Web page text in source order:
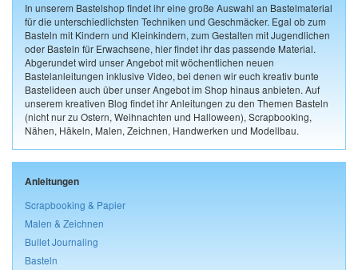
In unserem Bastelshop findet ihr eine große Auswahl an Bastelmaterial
für die unterschiedlichsten Techniken und Geschmäcker. Egal ob zum
Basteln mit Kindern und Kleinkindern, zum Gestalten mit Jugendlichen
oder Basteln für Erwachsene, hier findet ihr das passende Material.
Abgerundet wird unser Angebot mit wöchentlichen neuen
Bastelanleitungen inklusive Video, bei denen wir euch kreativ bunte
Bastelideen auch über unser Angebot im Shop hinaus anbieten. Auf
unserem kreativen Blog findet ihr Anleitungen zu den Themen Basteln
(nicht nur zu Ostern, Weihnachten und Halloween), Scrapbooking,
Nähen, Häkeln, Malen, Zeichnen, Handwerken und Modellbau.
Anleitungen
Scrapbooking & Papier
Malen & Zeichnen
Bullet Journaling
Basteln